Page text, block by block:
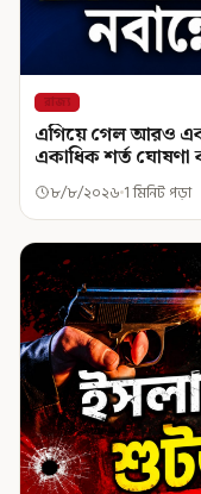
রাজ্য
এগিয়ে গেল আরও
একাধিক শর্ত ঘোষণা
৮/৮/২০২৬ 1 মিনিট পড়া